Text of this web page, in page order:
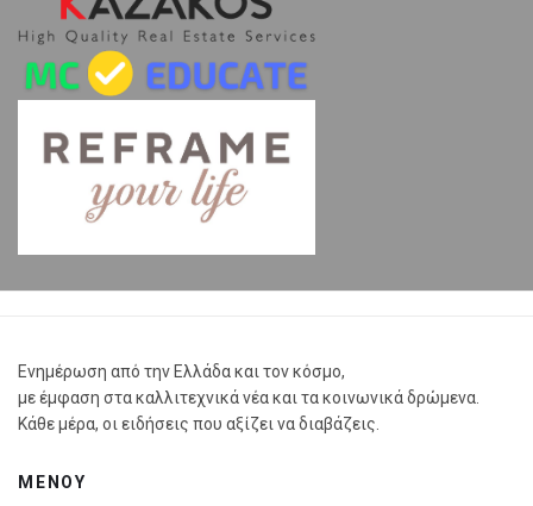
Ενημέρωση από την Ελλάδα και τον κόσμο,
με έμφαση στα καλλιτεχνικά νέα και τα κοινωνικά δρώμενα.
Κάθε μέρα, οι ειδήσεις που αξίζει να διαβάζεις.
ΜΕΝΟΥ